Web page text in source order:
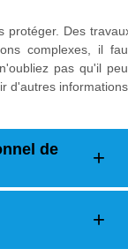
protéger. Des
complexes, il
pas qu'il
d'autres
de